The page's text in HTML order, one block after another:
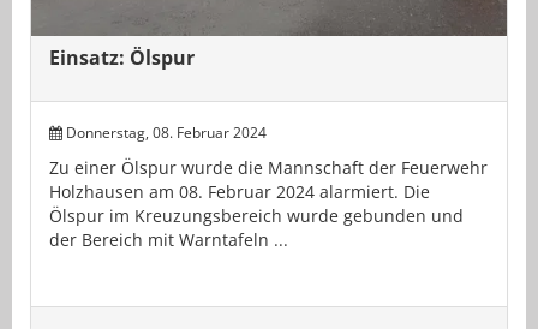
Einsatz: Ölspur
Donnerstag, 08. Februar 2024
Zu einer Ölspur wurde die Mannschaft der Feuerwehr
Holzhausen am 08. Februar 2024 alarmiert. Die
Ölspur im Kreuzungsbereich wurde gebunden und
der Bereich mit Warntafeln ...